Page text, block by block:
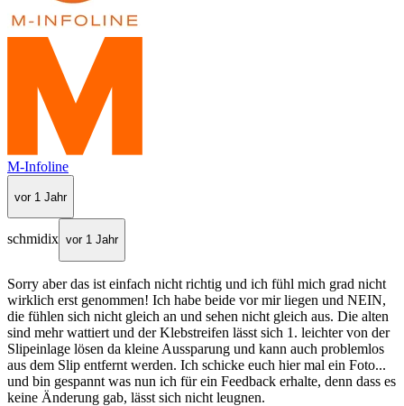
M-Infoline
vor 1 Jahr
schmidix vor 1 Jahr
Sorry aber das ist einfach nicht richtig und ich fühl mich grad nicht
wirklich erst genommen! Ich habe beide vor mir liegen und NEIN,
die fühlen sich nicht gleich an und sehen nicht gleich aus. Die alten
sind mehr wattiert und der Klebstreifen lässt sich 1. leichter von der
Slipeinlage lösen da kleine Aussparung und kann auch problemlos
aus dem Slip entfernt werden. Ich schicke euch hier mal ein Foto...
und bin gespannt was nun ich für ein Feedback erhalte, denn dass es
keine Änderung gab, lässt sich nicht leugnen.